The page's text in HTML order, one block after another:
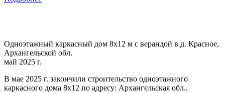
Одноэтажный каркасный дом 8х12 м с верандой в д. Красное,
Архангельской обл.
май 2025 г.
В мае 2025 г. закончили строительство одноэтажного
каркасного дома 8х12 по адресу: Архангельская обл.,